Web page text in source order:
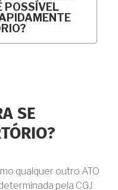
POSSÍVEL
SE
qualquer outro ATO
pela CGJ